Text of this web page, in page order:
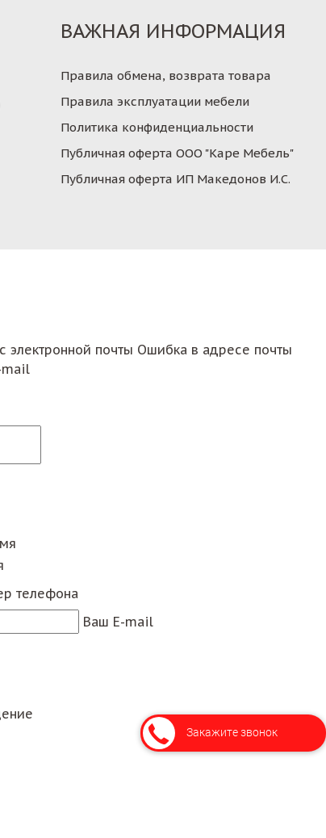
ВАЖНАЯ ИНФОРМАЦИЯ
Правила обмена, возврата товара
Правила эксплуатации мебели
Политика конфиденциальности
Публичная оферта ООО "Каре Мебель"
Публичная оферта ИП Македонов И.С.
электронной почты Ошибка в адресе почты
mail
телефона
Ваш E-mail
Закажите звонок